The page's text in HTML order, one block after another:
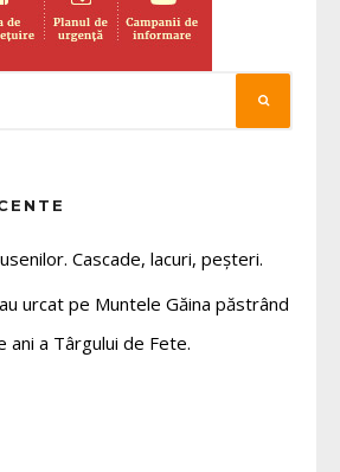
Cascade, lacuri, peșteri.
urcat pe Muntele Găina păstrând
a Târgului de Fete.